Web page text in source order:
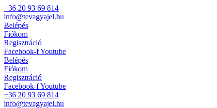
+36 20 93 69 814
info@tevagyajel.hu
Belépés
Fiókom
Regisztráció
Facebook-fYoutube
Belépés
Fiókom
Regisztráció
Facebook-fYoutube
+36 20 93 69 814
info@tevagyajel.hu